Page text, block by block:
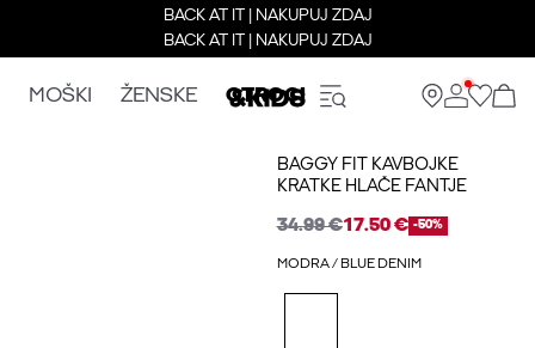
BACK AT IT | NAKUPUJ ZDAJ
BACK AT IT | NAKUPUJ ZDAJ
MOŠKI ŽENSKE OTROCI
BAGGY FIT KAVBOJKE
KRATKE HLAČE FANTJE
34.99 €17.50 € -50%
MODRA / BLUE DENIM